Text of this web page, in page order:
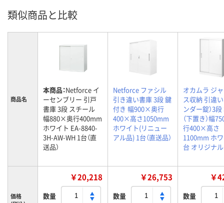
類似商品と比較
商品名
本商品：Netforce イ
ーセンブリー 引戸
書庫 3段 スチール
幅880×奥行400mm
ホワイト EA-8840-
3H-AW-WH 1台（直
送品）
Netforce ファシル
引き違い書庫 3段 鍵
付き 幅900×奥行
400×高さ1050mm
ホワイト(リニュー
アル品) 1台（直送品）
オカムラ ジ
ス収納 引違い
ンダー錠）3
（下置き）幅
行400×高さ
1100mm ホ
台 オリジナル
価格
￥20,218
数量
￥26,753
数量
￥
数量